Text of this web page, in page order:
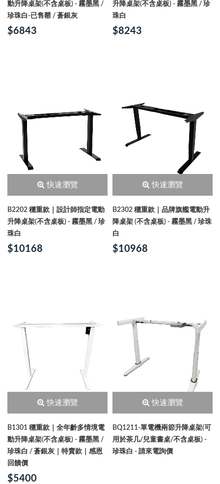
動升降桌架(不含桌板) - 霧墨黑 /
珍珠白-已售罄 / 蒼銀灰
$6843
升降桌架(不含桌板) - 霧墨黑 / 珍
珠白
$8243
快速瀏覽
B2202 穩重款｜設計師指定電動
升降桌架(不含桌板) - 霧墨黑 / 珍
珠白
$10168
快速瀏覽
B2302 穩重款｜品牌旗艦電動升
降桌架 (不含桌板) - 霧墨黑 / 珍珠
白
$10968
快速瀏覽
B1301 穩重款｜全年齡多情境電
動升降桌架(不含桌板) - 霧墨黑 /
珍珠白 / 蒼銀灰｜特賣款｜感恩
回饋價
$5400
快速瀏覽
BQ1211-單電機兩節升降桌架(可
用於茶几/兒童書桌/不含桌板) -
珍珠白 - 請來電詢價